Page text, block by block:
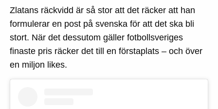
Zlatans räckvidd är så stor att det räcker att han
formulerar en post på svenska för att det ska bli
stort. När det dessutom gäller fotbollsveriges
finaste pris räcker det till en förstaplats – och över
en miljon likes.